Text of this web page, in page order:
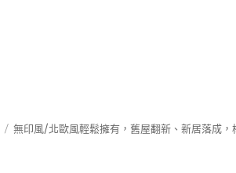
無印風/北歐風輕鬆擁有，舊屋翻新、新居落成